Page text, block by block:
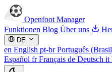
Openfoot Manager
Funktionen Blog Über uns
DE
en English pt-brPortuguês
Español frFrançais de Deutsch it